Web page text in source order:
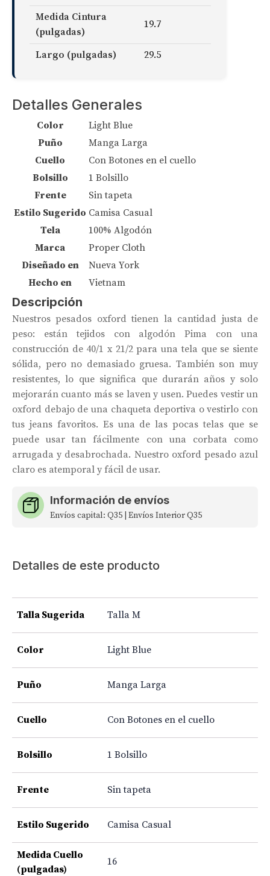
Medida Cintura
(pulgadas)
19.7
Largo (pulgadas) 29.5
Detalles Generales
Color
Light Blue
Puño
Manga Larga
Cuello
Con Botones en el cuello
Bolsillo
1 Bolsillo
Frente
Sin tapeta
Estilo Sugerido Camisa Casual
Tela
100% Algodón
Marca
Proper Cloth
Diseñado en
Nueva York
Hecho en
Vietnam
Descripción
Nuestros pesados ​​oxford tienen la cantidad justa de
peso: están tejidos con algodón Pima con una
construcción de 40/1 x 21/2 para una tela que se siente
sólida, pero no demasiado gruesa. También son muy
resistentes, lo que significa que durarán años y solo
mejorarán cuanto más se laven y usen. Puedes vestir un
oxford debajo de una chaqueta deportiva o vestirlo con
tus jeans favoritos. Es una de las pocas telas que se
puede usar tan fácilmente con una corbata como
arrugada y desabrochada. Nuestro oxford pesado azul
claro es atemporal y fácil de usar.
Información de envíos
Envíos capital: Q35 | Envíos Interior Q35
Detalles de este producto
Talla Sugerida Talla M
Color Light Blue
Puño Manga Larga
Cuello Con Botones en el cuello
Bolsillo 1 Bolsillo
Frente Sin tapeta
Estilo Sugerido Camisa Casual
Medida Cuello
(pulgadas)
16